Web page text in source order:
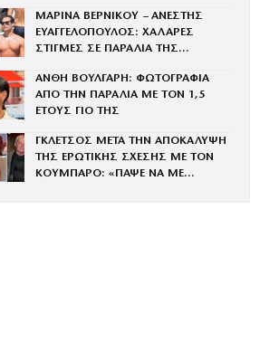
ΓΑΡΥΦΑΛΙΑ
ΜΑΡΙΝΑ ΒΕΡΝΙΚΟΥ – ΑΝΕΣΤΗΣ
ΕΥΑΓΓΕΛΟΠΟΥΛΟΣ: ΧΑΛΑΡΕΣ
ΣΤΙΓΜΕΣ ΣΕ ΠΑΡΑΛΙΑ ΤΗΣ
ΑΝΘΗ ΒΟΥΛΓΑΡΗ: ΦΩΤΟΓΡΑΦΙΑ
ΑΠΟ ΤΗΝ ΠΑΡΑΛΙΑ ΜΕ ΤΟΝ 1,5
ΕΤΟΥΣ ΓΙΟ ΤΗΣ
ΓΚΛΕΤΣΟΣ ΜΕΤΑ ΤΗΝ ΑΠΟΚΑΛΥΨΗ
ΤΗΣ ΕΡΩΤΙΚΗΣ ΣΧΕΣΗΣ ΜΕ ΤΟΝ
ΚΟΥΜΠΑΡΟ: «ΠΑΨΕ ΝΑ ΜΕ